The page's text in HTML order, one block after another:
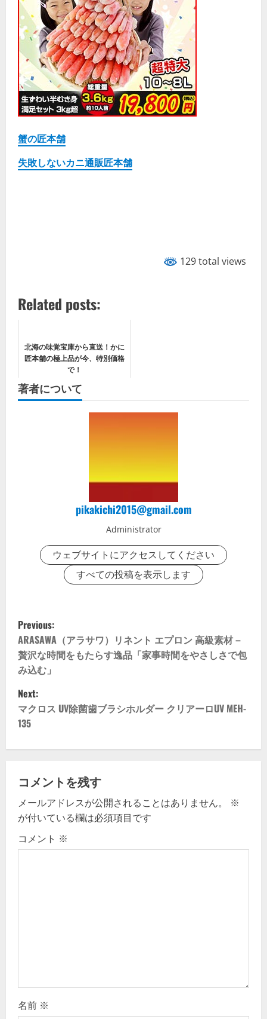
蟹の匠本舗
失敗しないカニ通販匠本舗
129 total views
Related posts:
北海の味覚宝庫から直送！かに
匠本舗の極上品が今、特別価格
で！
著者について
pikakichi2015@gmail.com
Administrator
ウェブサイトにアクセスしてください
すべての投稿を表示します
P
o
s
t
n
a
i
g
a
Previous:
ARASAWA（アラサワ）リネント エプロン 高級素材 –
贅沢な時間をもたらす逸品「家事時間をやさしさで包
み込む」
Next:
マクロス UV除菌歯ブラシホルダー クリアーロUV MEH-
135
コメントを残す
メールアドレスが公開されることはありません。
※
が付いている欄は必須項目です
コメント ※
名前 ※